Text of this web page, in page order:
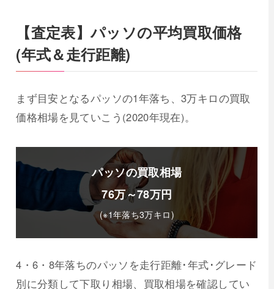
【査定表】パッソの平均買取価格
(年式＆走行距離)
まず目安となるパッソの1年落ち、3万キロの買取
価格相場を見ていこう(2020年現在)。
パッソの買取相場
76万～78万円
(※1年落ち3万キロ)
4・6・8年落ちのパッソを走行距離･年式･グレード
別に分類して下取り相場、買取相場を確認してい